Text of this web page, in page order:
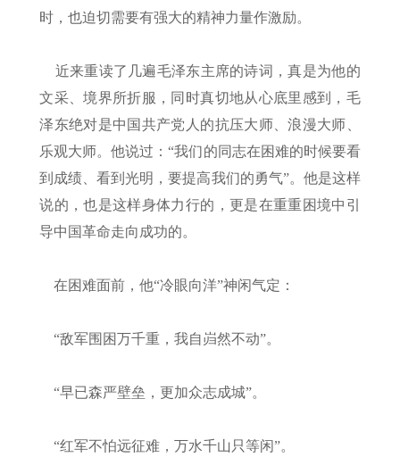
时，也迫切需要有强大的精神力量作激励。
近来重读了几遍毛泽东主席的诗词，真是为他的
文采、境界所折服，同时真切地从心底里感到，毛
泽东绝对是中国共产党人的抗压大师、浪漫大师、
乐观大师。他说过：“我们的同志在困难的时候要看
到成绩、看到光明，要提高我们的勇气”。他是这样
说的，也是这样身体力行的，更是在重重困境中引
导中国革命走向成功的。
在困难面前，他“冷眼向洋”神闲气定：
“敌军围困万千重，我自岿然不动”。
“早已森严壁垒，更加众志成城”。
“红军不怕远征难，万水千山只等闲”。